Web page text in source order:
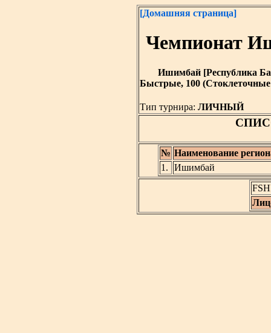
[Домашняя страница]
Чемпионат
Ишимбай [Республика
Быстрые, 100
Тип турнира: ЛИЧНЫЙ
№ Наименование
1.
Ишимбай